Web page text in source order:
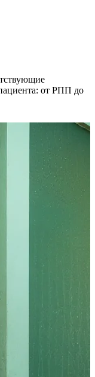
от РПП до